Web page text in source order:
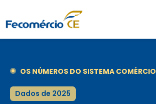
OS NÚMEROS DO SISTEMA COMÉRCIO
Dados de 2025